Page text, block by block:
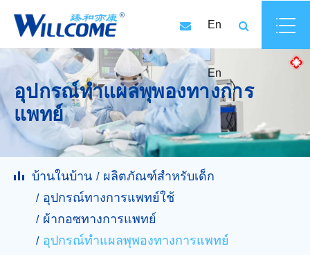
En
En
อุปกรณ์ทำแผลพุพองทางการ
แพทย์
บ้านในบ้าน
ผลิตภัณฑ์สำหรับเด็ก
อุปกรณ์ทางการแพทย์ใช้
ผ้ากอซทางการแพทย์
อุปกรณ์ทำแผลพุพองทางการแพทย์